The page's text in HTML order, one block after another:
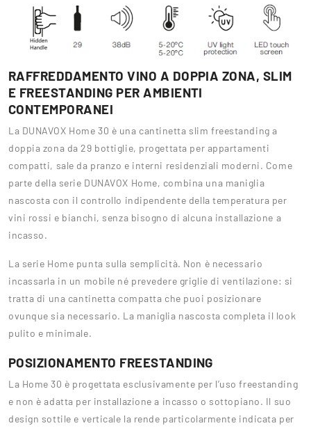
RAFFREDDAMENTO VINO A DOPPIA ZONA, SLIM
E FREESTANDING PER AMBIENTI
CONTEMPORANEI
La DUNAVOX Home 30 è una cantinetta slim freestanding a
doppia zona da 29 bottiglie, progettata per appartamenti
compatti, sale da pranzo e interni residenziali moderni. Come
parte della serie DUNAVOX Home, combina una maniglia
nascosta con il controllo indipendente della temperatura per
vini rossi e bianchi, senza bisogno di alcuna installazione a
incasso.
La serie Home punta sulla semplicità. Non è necessario
incassarla in un mobile né prevedere griglie di ventilazione: si
tratta di una cantinetta compatta che puoi posizionare
ovunque sia necessario. La maniglia nascosta completa il look
pulito e minimale.
POSIZIONAMENTO FREESTANDING
La Home 30 è progettata esclusivamente per l’uso freestanding
e non è adatta per installazione a incasso o sottopiano. Il suo
design sottile e verticale la rende particolarmente indicata per